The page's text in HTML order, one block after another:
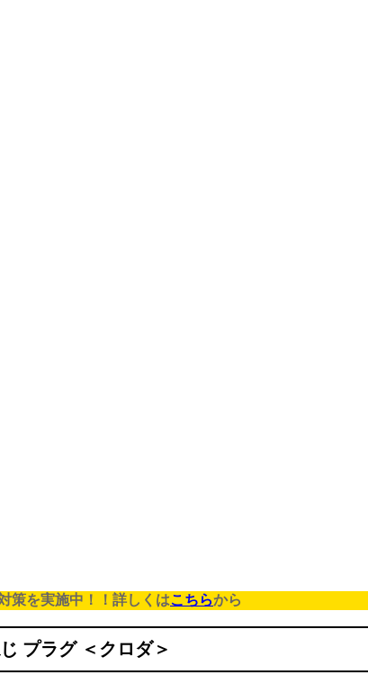
策を実施中！！詳しくはこちらから
プラグ ＜クロダ＞